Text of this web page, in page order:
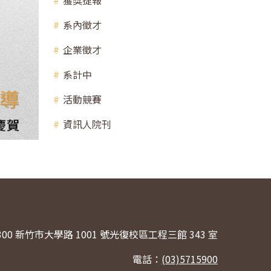
系內徵才
企業徵才
系計中
活動競賽
資訊人院刊
新竹市大學路 1001 號光復校區工程三館 343 室
電話： (03)5715900